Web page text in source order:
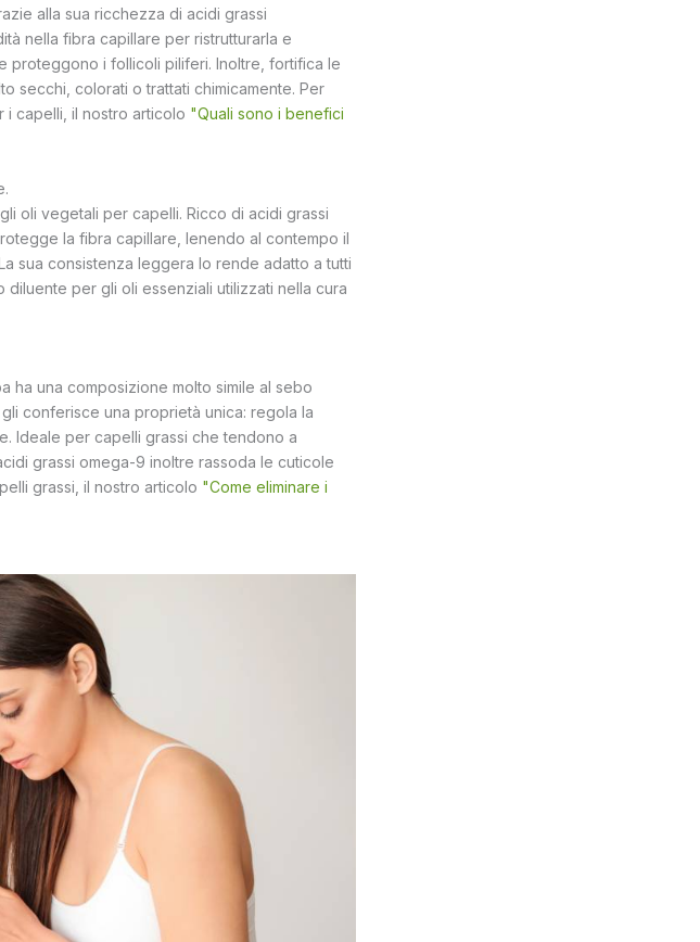
alla sua ricchezza di acidi grassi
nella fibra capillare per ristrutturarla e
proteggono i follicoli piliferi. Inoltre, fortifica le
secchi, colorati o trattati chimicamente. Per
capelli, il nostro articolo "Quali sono i benefici
oli vegetali per capelli. Ricco di acidi grassi
la fibra capillare, lenendo al contempo il
sua consistenza leggera lo rende adatto a tutti
diluente per gli oli essenziali utilizzati nella cura
ha una composizione molto simile al sebo
conferisce una proprietà unica: regola la
Ideale per capelli grassi che tendono a
grassi omega-9 inoltre rassoda le cuticole
grassi, il nostro articolo "Come eliminare i